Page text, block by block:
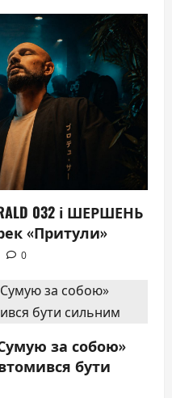
032 і ШЕРШЕНЬ
«Притули»
0
за собою»
бути